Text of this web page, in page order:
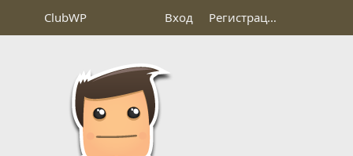
ClubWP Вход Регистрация